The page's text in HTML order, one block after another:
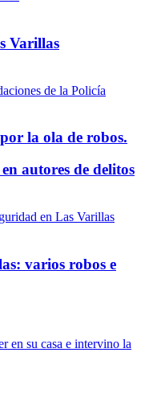
Varillas
la ola de robos.
autores de delitos
varios robos e